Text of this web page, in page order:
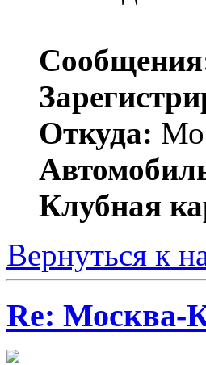
Откуда:
Клубная
Вернуться к
Re: Москва-